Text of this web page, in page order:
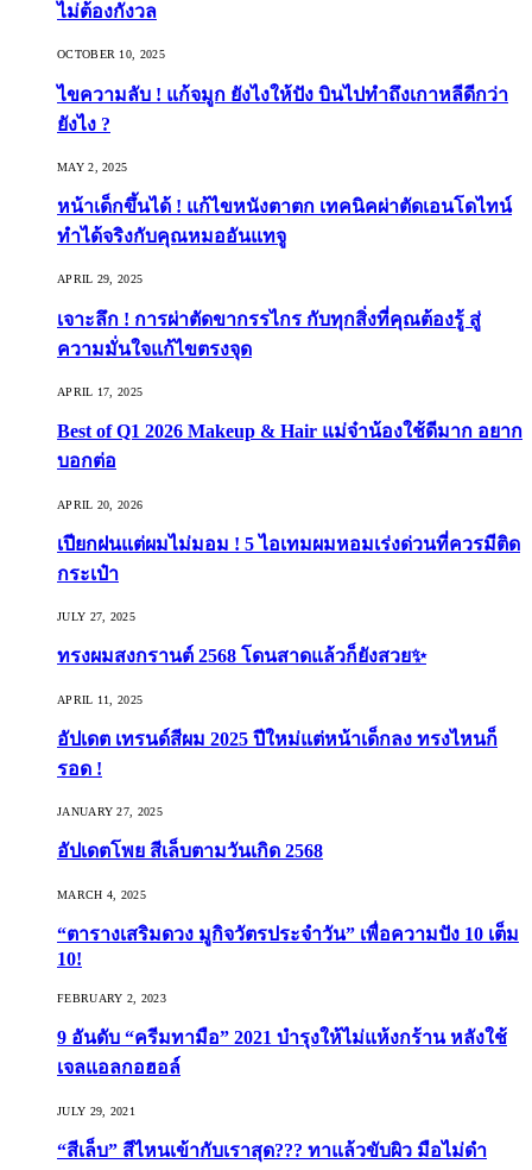
ไม่ต้องกังวล
OCTOBER 10, 2025
ไขความลับ ! แก้จมูก ยังไงให้ปัง บินไปทำถึงเกาหลีดีกว่า
ยังไง ?
MAY 2, 2025
หน้าเด็กขึ้นได้ ! แก้ไขหนังตาตก เทคนิคผ่าตัดเอนโดไทน์
ทำได้จริงกับคุณหมออันแทจู
APRIL 29, 2025
เจาะลึก ! การผ่าตัดขากรรไกร กับทุกสิ่งที่คุณต้องรู้ สู่
ความมั่นใจแก้ไขตรงจุด
APRIL 17, 2025
Best of Q1 2026 Makeup & Hair แม่จ๋าน้องใช้ดีมาก อยาก
บอกต่อ
APRIL 20, 2026
เปียกฝนแต่ผมไม่มอม ! 5 ไอเทมผมหอมเร่งด่วนที่ควรมีติด
กระเป๋า
JULY 27, 2025
ทรงผมสงกรานต์ 2568 โดนสาดแล้วก็ยังสวย✨
APRIL 11, 2025
อัปเดต เทรนด์สีผม 2025 ปีใหม่แต่หน้าเด็กลง ทรงไหนก็
รอด !
JANUARY 27, 2025
อัปเดตโพย สีเล็บตามวันเกิด 2568
MARCH 4, 2025
“ตารางเสริมดวง มูกิจวัตรประจำวัน” เพื่อความปัง 10 เต็ม
10!
FEBRUARY 2, 2023
9 อันดับ “ครีมทามือ” 2021 บำรุงให้ไม่แห้งกร้าน หลังใช้
เจลแอลกอฮอล์
JULY 29, 2021
“สีเล็บ” สีไหนเข้ากับเราสุด??? ทาแล้วขับผิว มือไม่ดำ